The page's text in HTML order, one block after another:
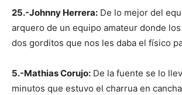
25.-Johnny Herrera: De lo mejor del
arquero de un equipo amateur donde
dos gorditos que nos les daba el físico
5.-Mathias Corujo: De la fuente se lo
minutos que estuvo el charrua en